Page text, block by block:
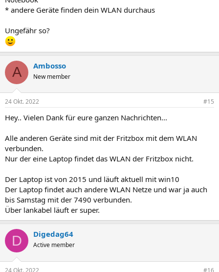
* andere Geräte finden dein WLAN durchaus
Ungefähr so?
A Ambosso
New member
24 Okt. 2022 #15
Hey.. Vielen Dank für eure ganzen Nachrichten...
Alle anderen Geräte sind mit der Fritzbox mit dem WLAN
verbunden.
Nur der eine Laptop findet das WLAN der Fritzbox nicht.
Der Laptop ist von 2015 und läuft aktuell mit win10
Der Laptop findet auch andere WLAN Netze und war ja auch
bis Samstag mit der 7490 verbunden.
Über lankabel läuft er super.
D Digedag64
Active member
24 Okt. 2022 #16